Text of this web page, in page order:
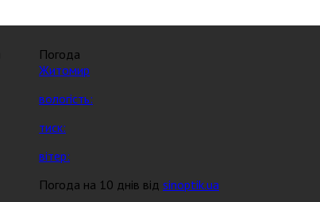
Погода
Житомир
вологість:
тиск:
вітер:
Погода на 10 днів від sinoptik.ua